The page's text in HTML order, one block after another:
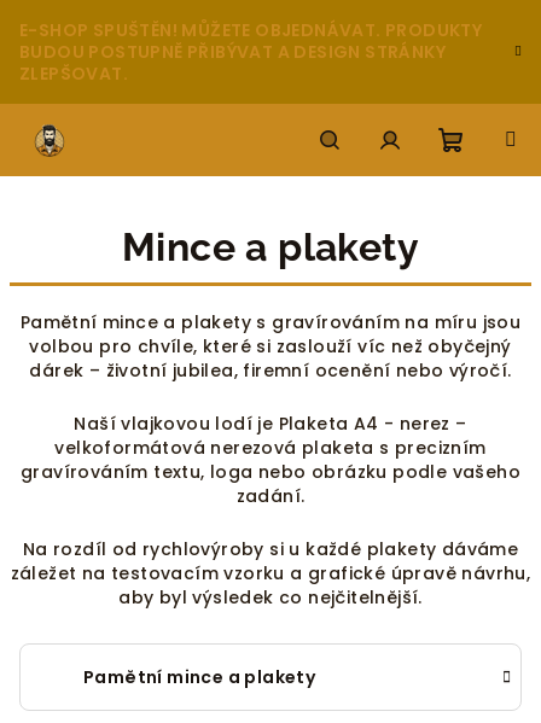
na
obsah
E-SHOP SPUŠTĚN! MŮŽETE OBJEDNÁVAT. PRODUKTY
BUDOU POSTUPNĚ PŘIBÝVAT A DESIGN STRÁNKY
ZLEPŠOVAT.
HledatPřihlášení
Mince a plakety
Pamětní mince a plakety s gravírováním na míru jsou
volbou pro chvíle, které si zaslouží víc než obyčejný
dárek – životní jubilea, firemní ocenění nebo výročí.
Naší vlajkovou lodí je Plaketa A4 - nerez –
velkoformátová nerezová plaketa s precizním
gravírováním textu, loga nebo obrázku podle vašeho
zadání.
Na rozdíl od rychlovýroby si u každé plakety dáváme
záležet na testovacím vzorku a grafické úpravě návrhu,
aby byl výsledek co nejčitelnější.
Pamětní mince a plakety